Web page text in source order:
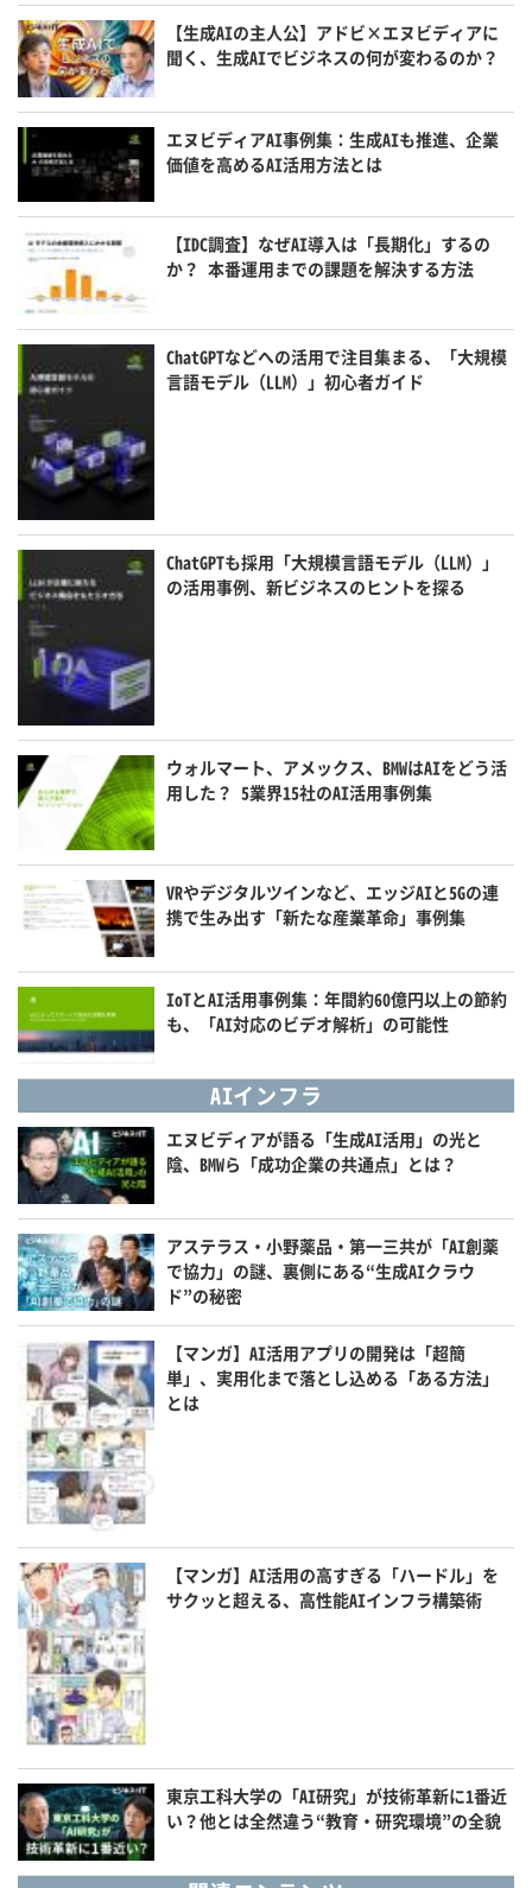
【生成AIの主人公】アドビ×エヌビディアに
聞く、生成AIでビジネスの何が変わるのか？
エヌビディアAI事例集：生成AIも推進、企業
価値を高めるAI活用方法とは
【IDC調査】なぜAI導入は「長期化」するの
か？ 本番運用までの課題を解決する方法
ChatGPTなどへの活用で注目集まる、「大規模
言語モデル（LLM）」初心者ガイド
ChatGPTも採用「大規模言語モデル（LLM）」
の活用事例、新ビジネスのヒントを探る
ウォルマート、アメックス、BMWはAIをどう活
用した？ 5業界15社のAI活用事例集
VRやデジタルツインなど、エッジAIと5Gの連
携で生み出す「新たな産業革命」事例集
IoTとAI活用事例集：年間約60億円以上の節約
も、「AI対応のビデオ解析」の可能性
AIインフラ
エヌビディアが語る「生成AI活用」の光と
陰、BMWら「成功企業の共通点」とは？
アステラス・小野薬品・第一三共が「AI創薬
で協力」の謎、裏側にある“生成AIクラウ
ド”の秘密
【マンガ】AI活用アプリの開発は「超簡
単」、実用化まで落とし込める「ある方法」
とは
【マンガ】AI活用の高すぎる「ハードル」を
サクッと超える、高性能AIインフラ構築術
東京工科大学の「AI研究」が技術革新に1番近
い？他とは全然違う“教育・研究環境”の全貌